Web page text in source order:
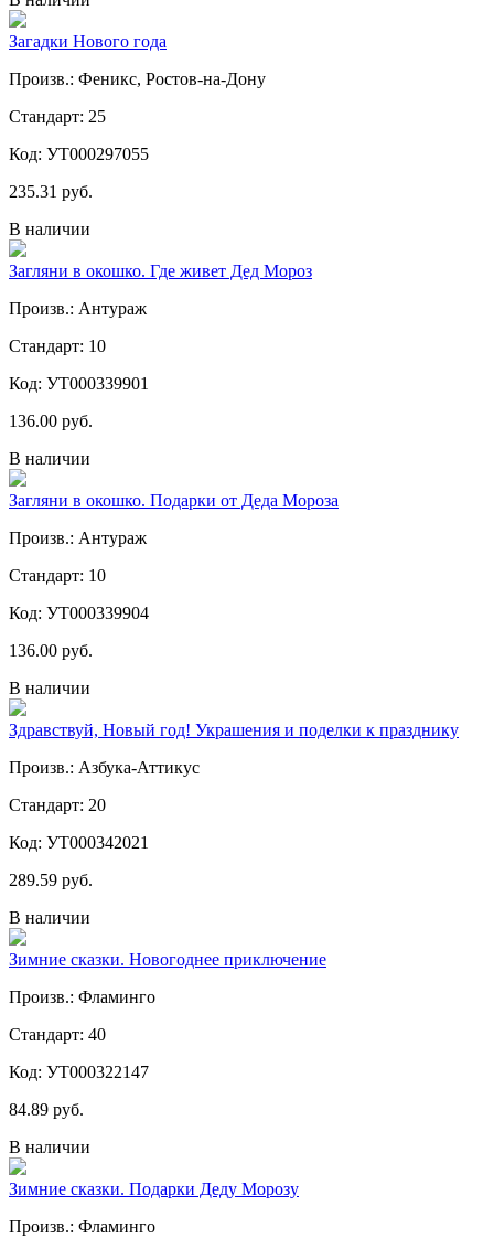
Загадки Нового года
Произв.: Феникс, Ростов-на-Дону
Стандарт: 25
Код: УТ000297055
235.31 руб.
В наличии
Загляни в окошко. Где живет Дед Мороз
Произв.: Антураж
Стандарт: 10
Код: УТ000339901
136.00 руб.
В наличии
Загляни в окошко. Подарки от Деда Мороза
Произв.: Антураж
Стандарт: 10
Код: УТ000339904
136.00 руб.
В наличии
Здравствуй, Новый год! Украшения и поделки к празднику
Произв.: Азбука-Аттикус
Стандарт: 20
Код: УТ000342021
289.59 руб.
В наличии
Зимние сказки. Новогоднее приключение
Произв.: Фламинго
Стандарт: 40
Код: УТ000322147
84.89 руб.
В наличии
Зимние сказки. Подарки Деду Морозу
Произв.: Фламинго